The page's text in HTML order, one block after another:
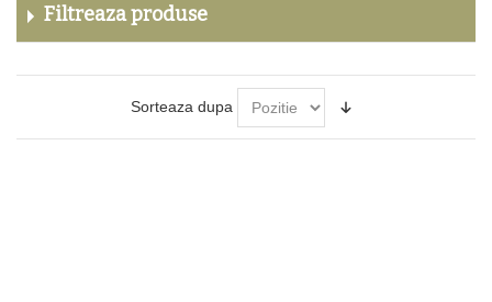
Filtreaza produse
Sorteaza dupa